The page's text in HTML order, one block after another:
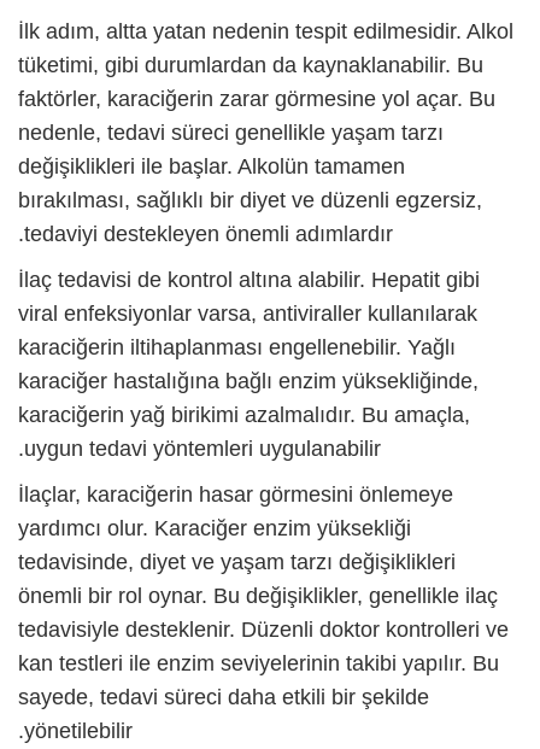
İlk adım, altta yatan nedenin tespit edilmesidir. Alkol
tüketimi, gibi durumlardan da kaynaklanabilir. Bu
faktörler, karaciğerin zarar görmesine yol açar. Bu
nedenle, tedavi süreci genellikle yaşam tarzı
değişiklikleri ile başlar. Alkolün tamamen
bırakılması, sağlıklı bir diyet ve düzenli egzersiz,
tedaviyi destekleyen önemli adımlardır.
İlaç tedavisi de kontrol altına alabilir. Hepatit gibi
viral enfeksiyonlar varsa, antiviraller kullanılarak
karaciğerin iltihaplanması engellenebilir. Yağlı
karaciğer hastalığına bağlı enzim yüksekliğinde,
karaciğerin yağ birikimi azalmalıdır. Bu amaçla,
uygun tedavi yöntemleri uygulanabilir.
İlaçlar, karaciğerin hasar görmesini önlemeye
yardımcı olur. Karaciğer enzim yüksekliği
tedavisinde, diyet ve yaşam tarzı değişiklikleri
önemli bir rol oynar. Bu değişiklikler, genellikle ilaç
tedavisiyle desteklenir. Düzenli doktor kontrolleri ve
kan testleri ile enzim seviyelerinin takibi yapılır. Bu
sayede, tedavi süreci daha etkili bir şekilde
yönetilebilir.